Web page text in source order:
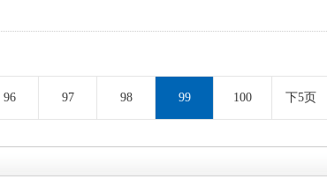
96 97 98 99 100 下5页